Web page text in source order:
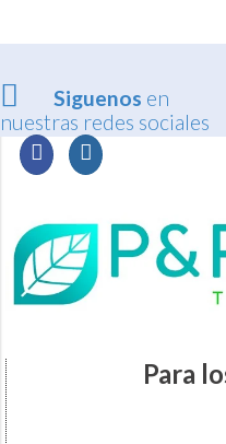
Siguenos en
nuestras redes sociales
Para